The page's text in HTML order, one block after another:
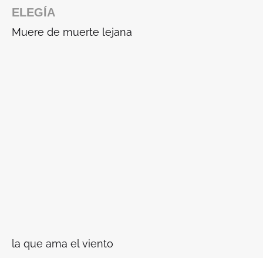
ELEGÍA
Muere de muerte lejana
la que ama el viento